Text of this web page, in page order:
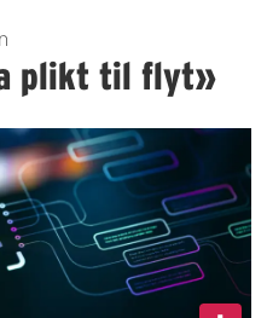
plikt til flyt»